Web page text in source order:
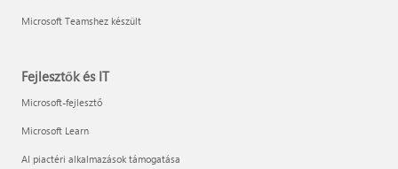
Microsoft Teamshez készült
Fejlesztők és IT
Microsoft-fejlesztő
Microsoft Learn
AI piactéri alkalmazások támogatása